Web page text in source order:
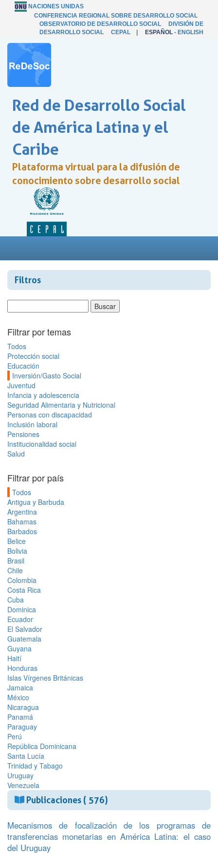
NACIONES UNIDAS
CONFERENCIA REGIONAL SOBRE DESARROLLO SOCIAL
OBSERVATORIO DE DESARROLLO SOCIAL
DIVISIÓN DE
DESARROLLO SOCIAL
CEPAL ESPAÑOL - ENGLISH
Red de Desarrollo Social
de América Latina y el
Caribe
Plataforma virtual para la difusión de
conocimiento sobre desarrollo social
Filtros
Filtrar por temas
Todos
Protección social
Educación
Inversión/Gasto Social
Juventud
Infancia y adolescencia
Seguridad Alimentaria y Nutricional
Personas con discapacidad
Inclusión laboral
Pensiones
Institucionalidad social
Salud
Filtrar por país
Todos
Antigua y Barbuda
Argentina
Bahamas
Barbados
Belice
Bolivia
Brasil
Chile
Colombia
Costa Rica
Cuba
Dominica
Ecuador
El Salvador
Guatemala
Guyana
Haití
Honduras
Islas Vírgenes Británicas
Jamaica
México
Nicaragua
Panamá
Paraguay
Perú
República Dominicana
Santa Lucía
Trinidad y Tabago
Uruguay
Venezuela
Publicaciones ( 576)
Mecanismos de focalización de los programas de
transferencias monetarias en América Latina: el caso
del Uruguay